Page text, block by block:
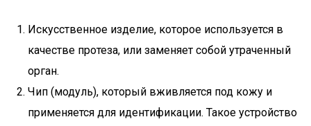
Искусственное изделие, которое используется в
качестве протеза, или заменяет собой утраченный
орган.
Чип (модуль), который вживляется под кожу и
применяется для идентификации. Такое устройство